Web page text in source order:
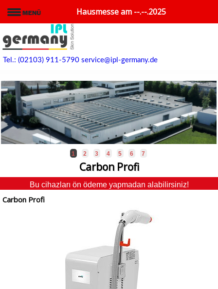
Hausmesse am --.--.2025
Tel.: (02103) 911-5790 service@ipl-germany.de
1 2 3 4 5 6 7
Carbon Profi
Bu cihazları ön ödeme yapmadan alabilirsiniz!
Carbon Profi